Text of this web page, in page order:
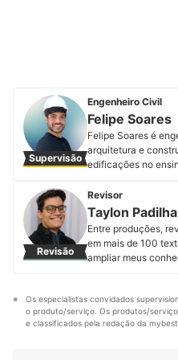
Supervisão
Engenheiro Civil
Felipe Soares
Felipe Soares é
arquitetura e
edificações no
fundações. Além
que vão desde
hidráulica.
design de
criatividade para
Engeplificando,
seja através de
serviços de
obras. Conheça
Revisão
Revisor
Taylon
Entre produções,
em mais de 100
ampliar meus
Minha paixão por
uma união entre
textos cada vez
Os especialistas convidados
o produto/serviço. Os produtos/
e classificados pela redação da